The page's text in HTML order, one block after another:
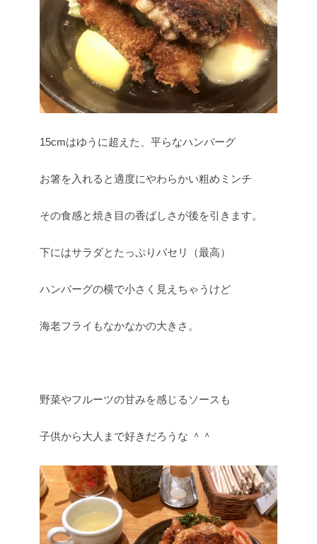
15cmはゆうに超えた、平らなハンバーグ
お箸を入れると適度にやわらかい粗めミンチ
その食感と焼き目の香ばしさが後を引きます。
下にはサラダとたっぷりパセリ（最高）
ハンバーグの横で小さく見えちゃうけど
海老フライもなかなかの大きさ。
野菜やフルーツの甘みを感じるソースも
子供から大人まで好きだろうな ＾＾